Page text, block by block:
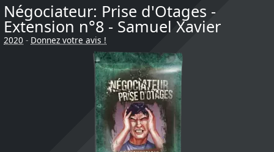
Négociateur: Prise d'Otages -
Extension n°8 - Samuel Xavier
2020 - Donnez votre avis !